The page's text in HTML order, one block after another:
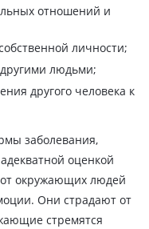
отношений и
личности;
людьми;
другого человека к
заболевания,
оценкой
от окружающих людей
Они страдают от
стремятся